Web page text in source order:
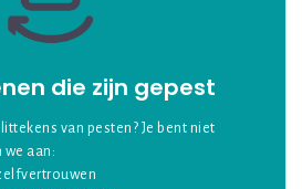
die zijn gepest
van pesten? Je bent niet
we aan: